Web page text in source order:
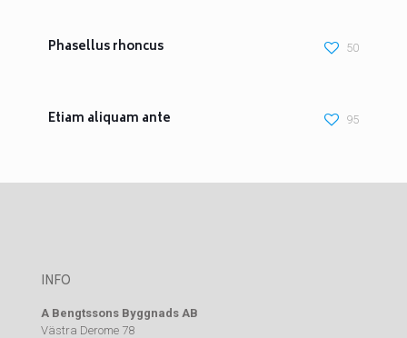
Phasellus rhoncus 50
Etiam aliquam ante 95
INFO
A Bengtssons Byggnads AB
Västra Derome 78